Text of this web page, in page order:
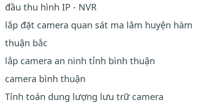
đầu thu hình IP - NVR
lắp đặt camera quan sát ma lâm huyện hàm
thuận bắc
lắp camera an ninh tỉnh bình thuận
camera bình thuận
Tính toán dung lượng lưu trữ camera